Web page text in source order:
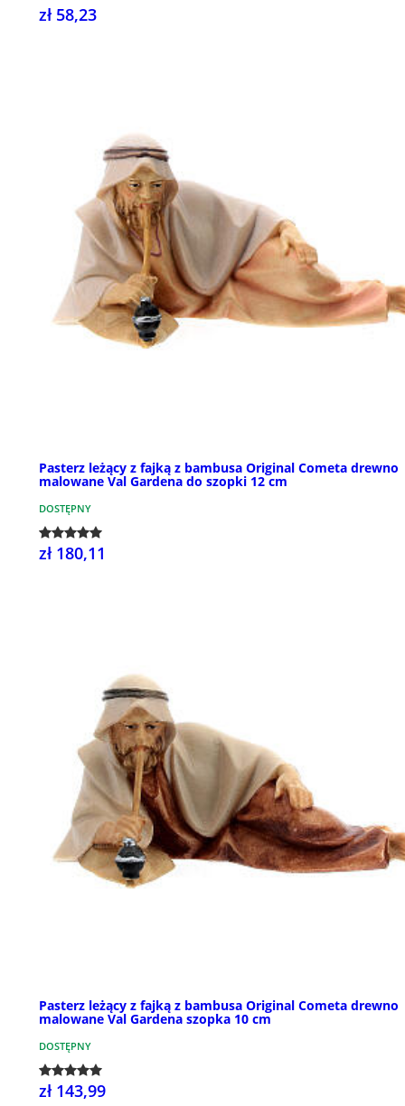
zł 58,23
Pasterz leżący z fajką z bambusa Original Cometa drewno
malowane Val Gardena do szopki 12 cm
DOSTĘPNY
zł 180,11
Pasterz leżący z fajką z bambusa Original Cometa drewno
malowane Val Gardena szopka 10 cm
DOSTĘPNY
zł 143,99